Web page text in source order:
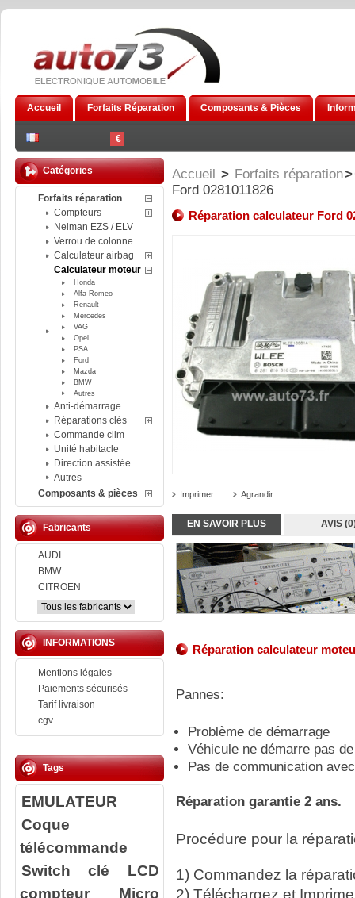
€
Accueil Forfaits Réparation Composants & Pièces
Catégories
Forfaits réparation
Compteurs
Neiman EZS / ELV
Verrou de colonne
Calculateur airbag
Calculateur moteur
Honda
Alfa Romeo
Renault
Mercedes
VAG
Opel
PSA
Ford
Mazda
BMW
Autres
Anti-démarrage
Réparations clés
Commande clim
Unité habitacle
Direction assistée
Autres
Composants & pièces
Fabricants
AUDI
BMW
CITROEN
INFORMATIONS
Mentions légales
Paiements sécurisés
Tarif livraison
cgv
Tags
EMULATEUR
Coque
télécommande
Switch clé
LCD
compteur
Micro
Accueil > Forfaits réparation>
Ford 0281011826
Réparation calculateur Ford
Imprimer Agrandir
EN SAVOIR PLUS AVIS
Réparation calculateur
Pannes:
Problème de démarrage
Véhicule ne démarre pas
Pas de communication
Réparation garantie 2 ans.
Procédure pour la
1) Commandez la
2) Téléchargez et